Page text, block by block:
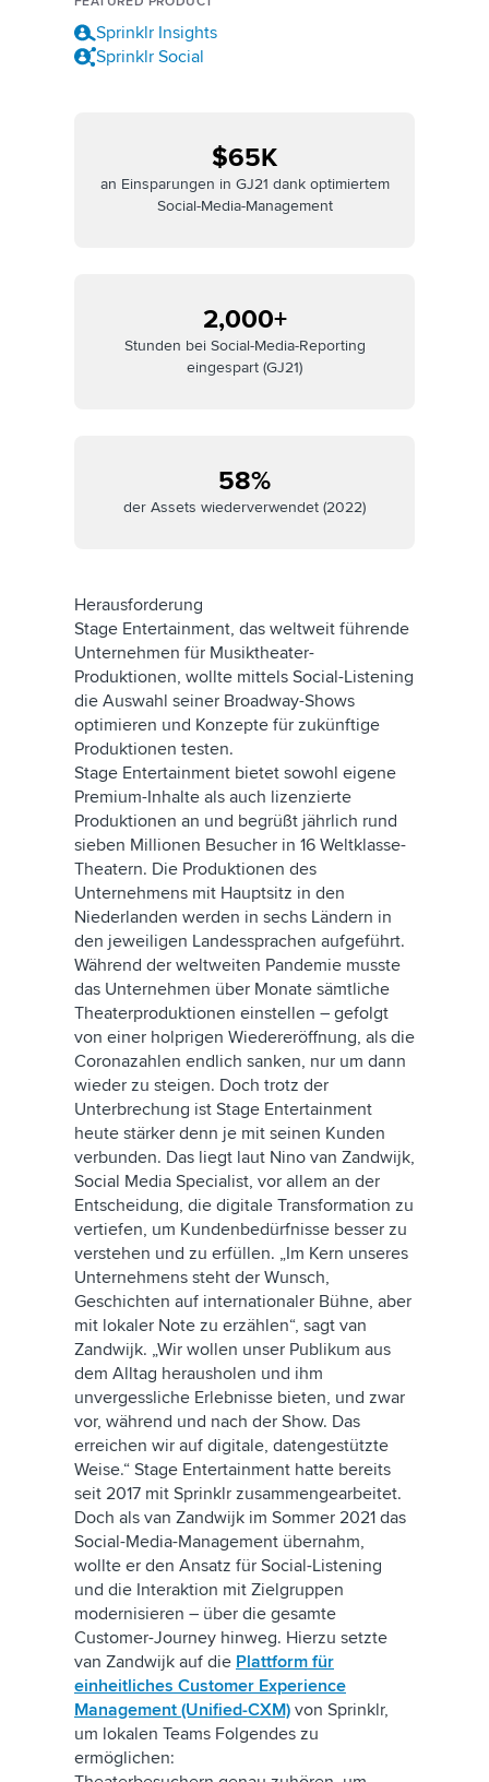
$65K
an Einsparungen in GJ21 dank optimiertem
Social-Media-Management
2,000+
Stunden bei Social-Media-Reporting
eingespart (GJ21)
58%
der Assets wiederverwendet (2022)
Herausforderung
Stage Entertainment, das weltweit führende
Unternehmen für Musiktheater-
Produktionen, wollte mittels Social-Listening
die Auswahl seiner Broadway-Shows
optimieren und Konzepte für zukünftige
Produktionen testen.
Stage Entertainment bietet sowohl eigene
Premium-Inhalte als auch lizenzierte
Produktionen an und begrüßt jährlich rund
sieben Millionen Besucher in 16 Weltklasse-
Theatern. Die Produktionen des
Unternehmens mit Hauptsitz in den
Niederlanden werden in sechs Ländern in
den jeweiligen Landessprachen aufgeführt.
Während der weltweiten Pandemie musste
das Unternehmen über Monate sämtliche
Theaterproduktionen einstellen – gefolgt
von einer holprigen Wiedereröffnung, als die
Coronazahlen endlich sanken, nur um dann
wieder zu steigen. Doch trotz der
Unterbrechung ist Stage Entertainment
heute stärker denn je mit seinen Kunden
verbunden. Das liegt laut Nino van Zandwijk,
Social Media Specialist, vor allem an der
Entscheidung, die digitale Transformation zu
vertiefen, um Kundenbedürfnisse besser zu
verstehen und zu erfüllen. „Im Kern unseres
Unternehmens steht der Wunsch,
Geschichten auf internationaler Bühne, aber
mit lokaler Note zu erzählen“, sagt van
Zandwijk. „Wir wollen unser Publikum aus
dem Alltag herausholen und ihm
unvergessliche Erlebnisse bieten, und zwar
vor, während und nach der Show. Das
erreichen wir auf digitale, datengestützte
Weise.“ Stage Entertainment hatte bereits
seit 2017 mit Sprinklr zusammengearbeitet.
Doch als van Zandwijk im Sommer 2021 das
Social-Media-Management übernahm,
wollte er den Ansatz für Social-Listening
und die Interaktion mit Zielgruppen
modernisieren – über die gesamte
Customer-Journey hinweg. Hierzu setzte
van Zandwijk auf die Plattform für
einheitliches Customer Experience
Management (Unified-CXM) von Sprinklr,
um lokalen Teams Folgendes zu
ermöglichen:
Sprinklr Insights
Sprinklr Social